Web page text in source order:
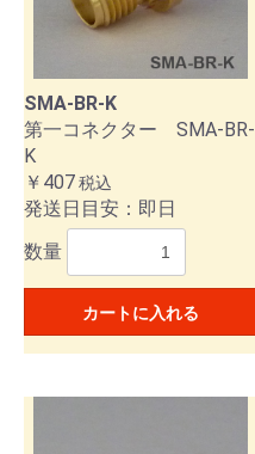
SMA-BR-K
第一コネクター SMA-BR-
K
￥407税込
発送日目安：即日
数量
カートに入れる